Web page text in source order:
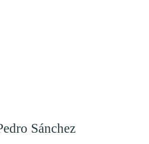
Sánchez